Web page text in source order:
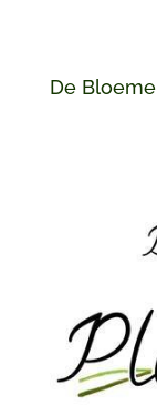
De